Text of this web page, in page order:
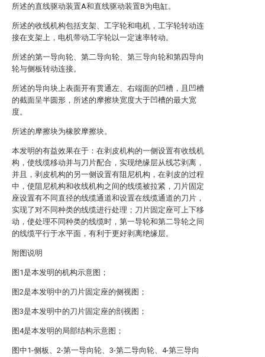
所述的直线驱动装置A和直线驱动装置B为电缸。
所述的收线机构包括支架、工字轮和电机，工字轮转动连
接在支架上，电机带动工字轮以一定速率转动。
所述的第一导向轮、第二导向轮、第三导向轮和第四导向
轮与侧板转动连接。
所述的导向块上表面开有贯通左、右端面的凹槽，且凹槽
的截面呈半圆形，所述的摩擦块宽度大于凹槽的最大宽
度。
所述的摩擦块为橡胶摩擦块。
本发明的有益效果在于：在剥皮机构的一侧设置有收线机
构，使线缆移动并与刀片配合，实现绝缘层从线芯剥离，
并且，剥皮机构的另一侧设置有阻尼机构，在剥皮的过程
中，使阻尼机构和收线机构之间的线缆被拉紧，刀片固定
座设置有不同直径的线缆通道和设置在线缆通道的刀片，
实现了对不同种类的线缆进行处理；刀片固定座可上下移
动，使处理不同种类的线缆时，第一导轮和第二导轮之间
的线缆平行于水平面，有利于更好剥离绝缘层。
附图说明
图1是本发明的机构示意图；
图2是本发明中的刀片固定座的侧视图；
图3是本发明中的刀片固定座的剖视图；
图4是本发明的局部结构示意图；
图中1-侧板、2-第一导向轮、3-第二导向轮、4-第三导向